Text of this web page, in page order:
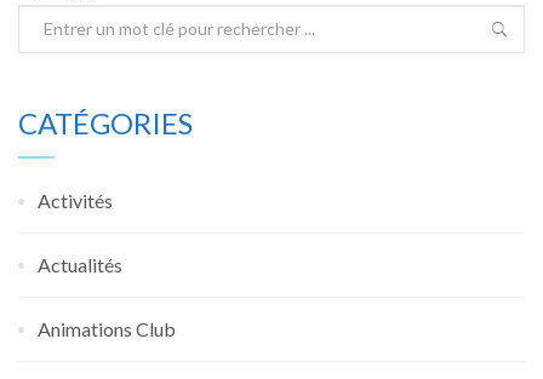
CATÉGORIES
Activités
Actualités
Animations Club